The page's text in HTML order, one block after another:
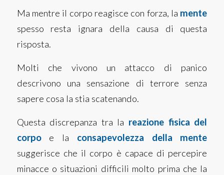
Ma mentre il corpo reagisce con forza, la mente
spesso resta ignara della causa di questa
risposta.
Molti che vivono un attacco di panico
descrivono una sensazione di terrore senza
sapere cosa la stia scatenando.
Questa discrepanza tra la reazione fisica del
corpoe la consapevolezza della mente
suggerisce che il corpo è capace di percepire
minacce o situazioni difficili molto prima che la